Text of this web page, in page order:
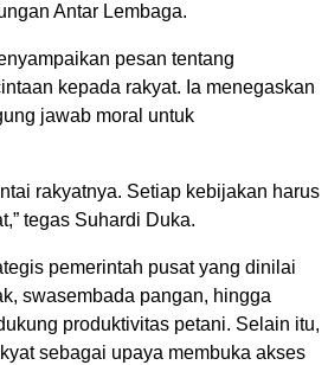
Antar Lembaga.
pesan tentang
kepada rakyat. Ia menegaskan
jawab moral untuk
rakyatnya. Setiap kebijakan harus
tegas Suhardi Duka.
pemerintah pusat yang dinilai
swasembada pangan, hingga
produktivitas petani. Selain itu,
sebagai upaya membuka akses